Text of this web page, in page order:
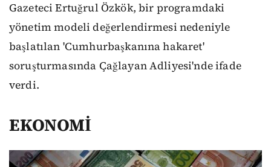
Gazeteci Ertuğrul Özkök, bir programdaki
yönetim modeli değerlendirmesi nedeniyle
başlatılan 'Cumhurbaşkanına hakaret'
soruşturmasında Çağlayan Adliyesi'nde ifade
verdi.
EKONOMİ